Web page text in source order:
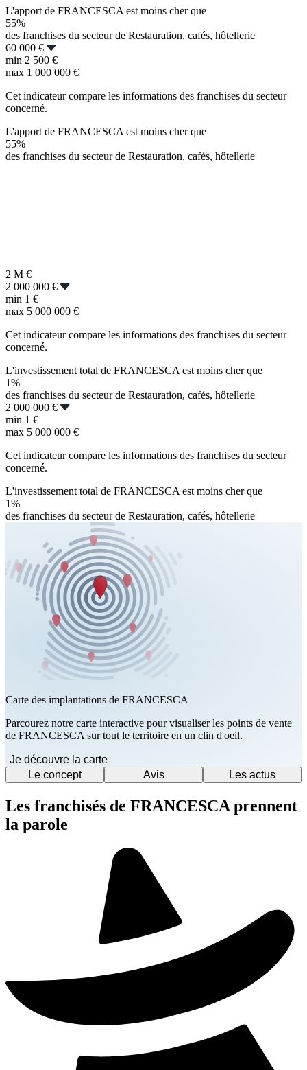
L'apport de FRANCESCA est moins cher que
55%
des franchises du secteur de Restauration, cafés, hôtellerie
60 000 €
min 2 500 €
max 1 000 000 €
Cet indicateur compare les informations des franchises du secteur
concerné.
L'apport de FRANCESCA est moins cher que
55%
des franchises du secteur de Restauration, cafés, hôtellerie
2 M €
2 000 000 €
min 1 €
max 5 000 000 €
Cet indicateur compare les informations des franchises du secteur
concerné.
L'investissement total de FRANCESCA est moins cher que
1%
des franchises du secteur de Restauration, cafés, hôtellerie
2 000 000 €
min 1 €
max 5 000 000 €
Cet indicateur compare les informations des franchises du secteur
concerné.
L'investissement total de FRANCESCA est moins cher que
1%
des franchises du secteur de Restauration, cafés, hôtellerie
Carte des implantations de FRANCESCA
Parcourez notre carte interactive pour visualiser les points de vente
de FRANCESCA sur tout le territoire en un clin d'oeil.
Je découvre la carte
Le concept
Avis Les actus
Les franchisés de FRANCESCA prennent
la parole